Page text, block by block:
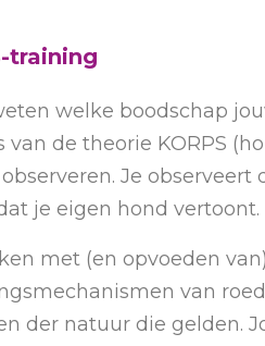
training
welke boodschap
van de theorie KORPS
Je
je eigen hond vertoont.
met (en opvoeden
van
der natuur die gelden.